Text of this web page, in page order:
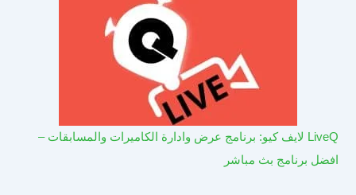
LiveQ لايف كيو: برنامج عرض وادارة الكاميرات والمسابقات –
افضل برنامج بث مباشر